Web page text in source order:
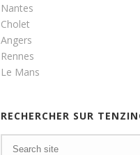
Nantes
Cholet
Angers
Rennes
Le Mans
RECHERCHER SUR